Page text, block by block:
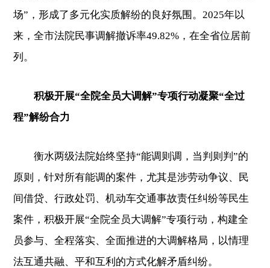
场”，形成了多元化实质解纷的良好氛围。2025年以
来，全市法院民事调解撤诉率49.82%，在全省位居前
列。
积极开展“全院全员大调解”专项行动凝聚“全过
程”解纷合力
衡水两级法院始终坚持“能调则调，当判则判”的
原则，针对所有能调的案件，尤其是涉劳动争议、民
间借贷、行政处罚、机动车交通事故责任纠纷等民生
案件，积极开展“全院全员大调解”专项行动，构建全
员参与、全程落实、全面推进的大调解格局，以情理
法互通共融、平和互利的方式化解矛盾纠纷。